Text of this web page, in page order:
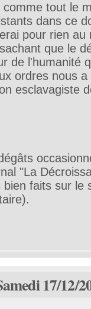
tout le
dans ce
pour rien au
que le
de l'humanité
ordres nous
esclavagiste
"La
faits sur le
17/12/